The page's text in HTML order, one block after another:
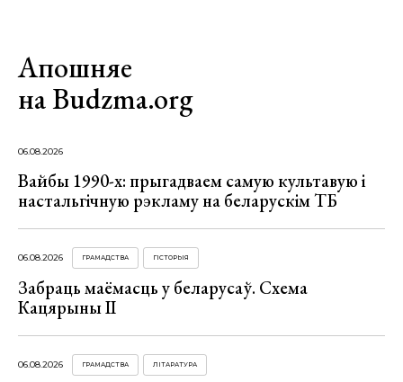
Апошняе
на Budzma.org
06.08.2026
Вайбы 1990-х: прыгадваем самую культавую і
настальгічную рэкламу на беларускім ТБ
06.08.2026 ГРАМАДСТВА ГІСТОРЫЯ
Забраць маёмасць у беларусаў. Схема
Кацярыны ІІ
06.08.2026 ГРАМАДСТВА ЛІТАРАТУРА